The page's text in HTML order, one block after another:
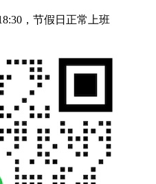
，节假日正常上班